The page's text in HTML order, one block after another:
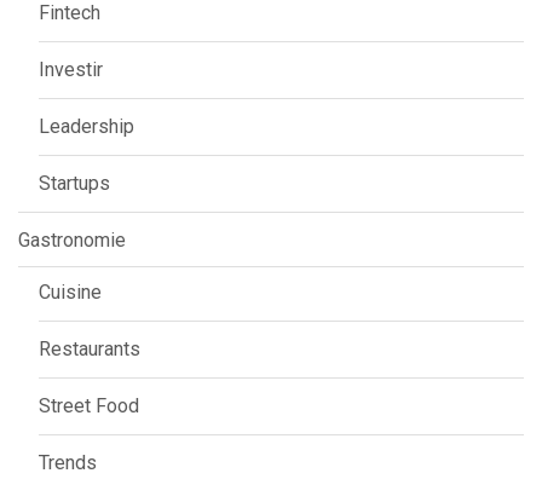
Fintech
Investir
Leadership
Startups
Gastronomie
Cuisine
Restaurants
Street Food
Trends